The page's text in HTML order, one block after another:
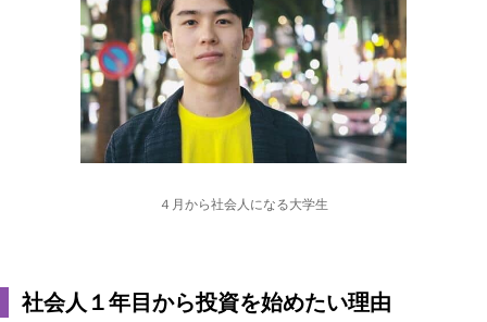
４月から社会人になる大学生
社会人１年目から投資を始めたい理由